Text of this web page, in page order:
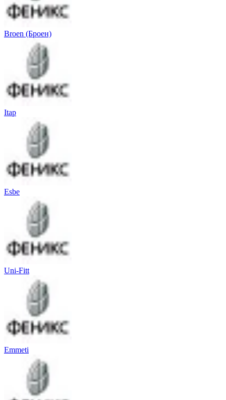
Broen (Броен)
Itap
Esbe
Uni-Fitt
Emmeti